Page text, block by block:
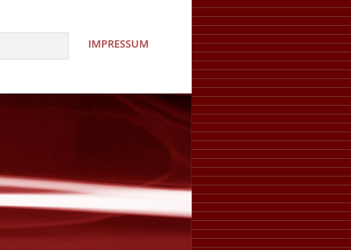
IMPRESSUM